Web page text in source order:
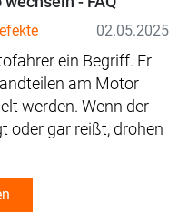
02.05.2025
ein Begriff. Er
am Motor
werden. Wenn der
oder gar reißt, drohen